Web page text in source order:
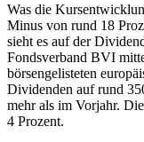
Was die
Minus von rund 18
sieht es auf der
Fondsverband BVI
börsengelisteten
Dividenden auf rund
mehr als im Vorjahr.
4 Prozent.